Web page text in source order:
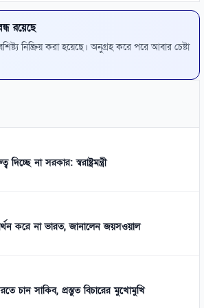
রয়েছে
নিষ্ক্রিয় করা হয়েছে। অনুগ্রহ করে পরে আবার চেষ্টা
না সরকার: স্বরাষ্ট্রমন্ত্রী
করে না ভারত, জানালেন জয়সওয়াল
চান সাকিব, প্রস্তুত বিচারের মুখোমুখি